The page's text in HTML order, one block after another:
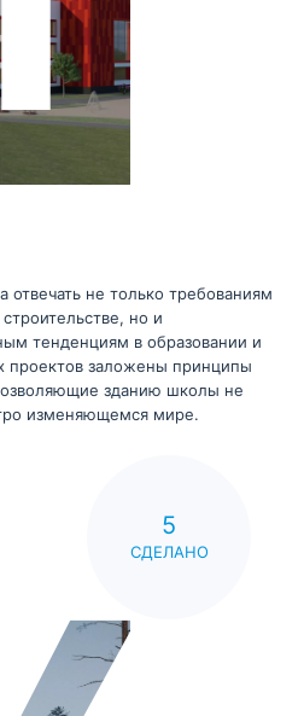
не только требованиям
но и
тенденциям в образовании и
проектов заложены принципы
зданию школы не
изменяющемся мире.
5
СДЕЛАНО